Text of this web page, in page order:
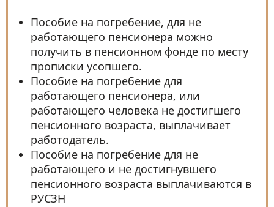
Пособие на погребение, для не
работающего пенсионера можно
получить в пенсионном фонде по месту
прописки усопшего.
Пособие на погребение для
работающего пенсионера, или
работающего человека не достигшего
пенсионного возраста, выплачивает
работодатель.
Пособие на погребение для не
работающего и не достигнувшего
пенсионного возраста выплачиваются в
РУСЗН